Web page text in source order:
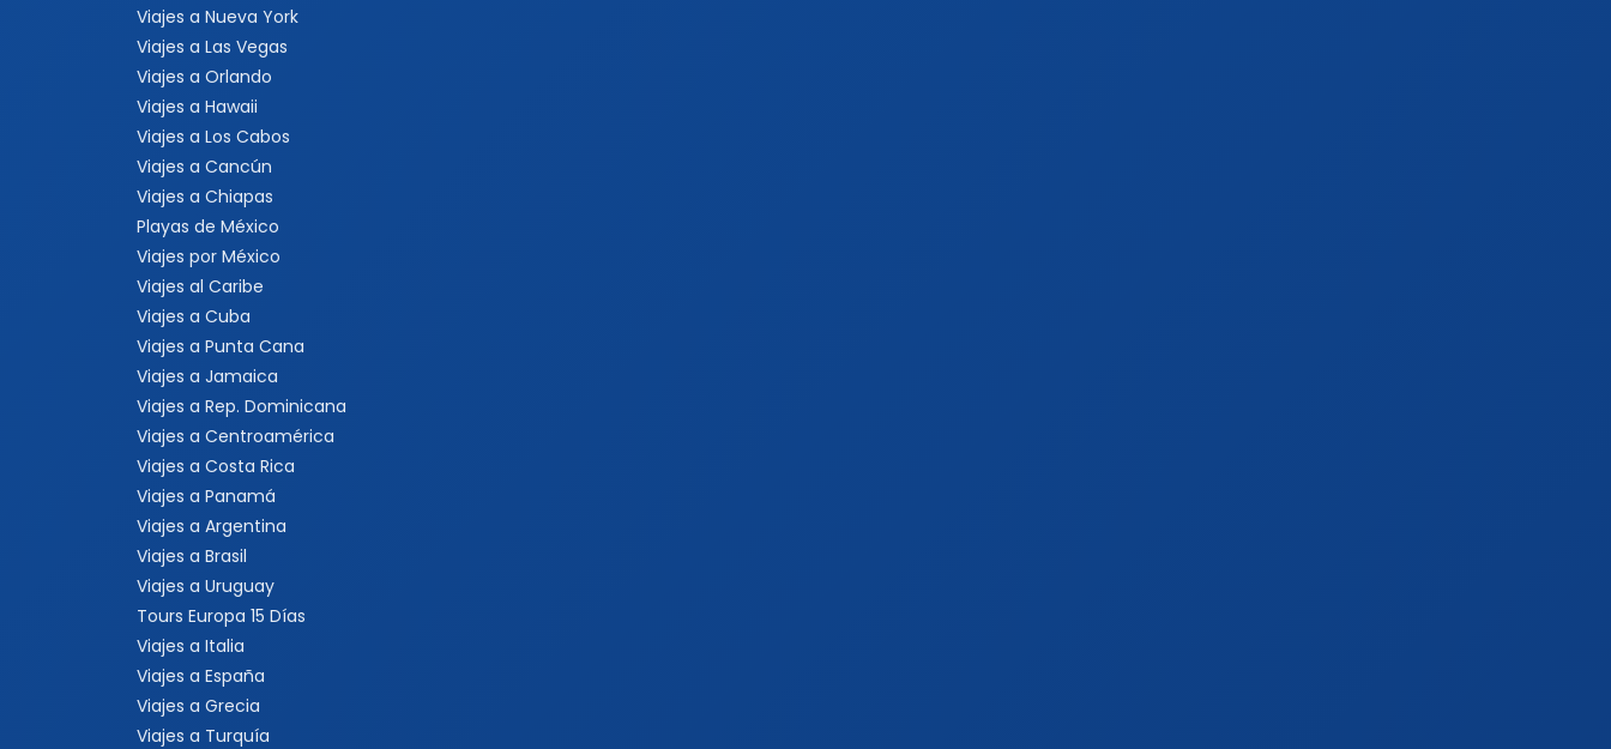
Viajes a Nueva York
Viajes a Las Vegas
Viajes a Orlando
Viajes a Hawaii
Viajes a Los Cabos
Viajes a Cancún
Viajes a Chiapas
Playas de México
Viajes por México
Viajes al Caribe
Viajes a Cuba
Viajes a Punta Cana
Viajes a Jamaica
Viajes a Rep. Dominicana
Viajes a Centroamérica
Viajes a Costa Rica
Viajes a Panamá
Viajes a Argentina
Viajes a Brasil
Viajes a Uruguay
Tours Europa 15 Días
Viajes a Italia
Viajes a España
Viajes a Grecia
Viajes a Turquía